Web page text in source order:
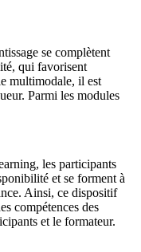
se complètent
qui favorisent
multimodale, il est
Parmi les modules
les participants
et se forment à
Ainsi, ce dispositif
compétences des
et le formateur.